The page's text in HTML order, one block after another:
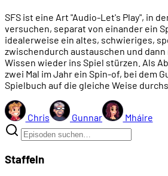
SFS ist eine Art "Audio-Let's Play", in
versuchen, separat von einander ein
idealerweise ein altes, schwieriges,
zwischendurch austauschen und
Wissen wieder ins Spiel stürzen. Als
zwei Mal im Jahr ein Spin-of, bei dem
Spielbuch auf die gleiche Weise
Chris Gunnar Mháire
Staffeln